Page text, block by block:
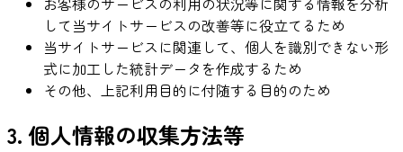
して当サイトサービスの改善等に役立てるため
当サイトサービスに関連して、個人を識別できない形
式に加工した統計データを作成するため
その他、上記利用目的に付随する目的のため
3. 個人情報の収集方法等